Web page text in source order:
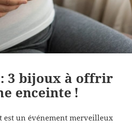
: 3 bijoux à offrir
enceinte !
est un événement merveilleux